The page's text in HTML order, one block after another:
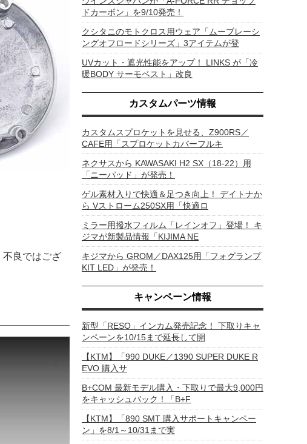
不良ではござ
ドカーボン」を9/10発売！
クシタニのモトクロス用ウェア「ムーブレーシ
ングオフロードシリーズ」3アイテムが登
UVカット・遮光性能をアップ！ LINKS が「冷
暖BODY サーモベスト」改良
カスタムパーツ情報
カスタムスプロケットを見せる、Z900RS／
CAFE用「スプロケットカバーフルキ
ネクサスから KAWASAKI H2 SX（18-22）用
「ニーパッド」が発売！
ゲル素材入りで快適＆足つき向上！ デイトナか
ら Vストローム250SX用「快適ロ
ミラー用撥水フィルム「レインオフ」登場！ キ
ジマが新製品情報「KIJIMA NE
キジマから GROM／DAX125用「フォグランプ
KIT LED」が発売！
キャンペーン情報
新型「RESO」インカム発売記念！ 下取りキャ
ンペーンを10/15まで延長して開
【KTM】「990 DUKE／1390 SUPER DUKE R
EVO 購入サ
B+COM 最新モデル購入・下取りで最大9,000円
をキャッシュバック！「B+F
【KTM】「890 SMT 購入サポートキャンペー
ン」を8/1～10/31まで実